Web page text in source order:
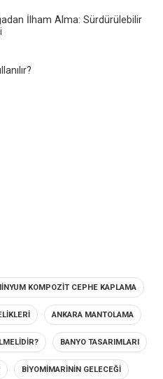
İlham Alma: Sürdürülebilir
KOMPOZIT CEPHE KAPLAMA
ANKARA MANTOLAMA
BANYO TASARIMLARI
BIYOMIMARININ GELECEĞI